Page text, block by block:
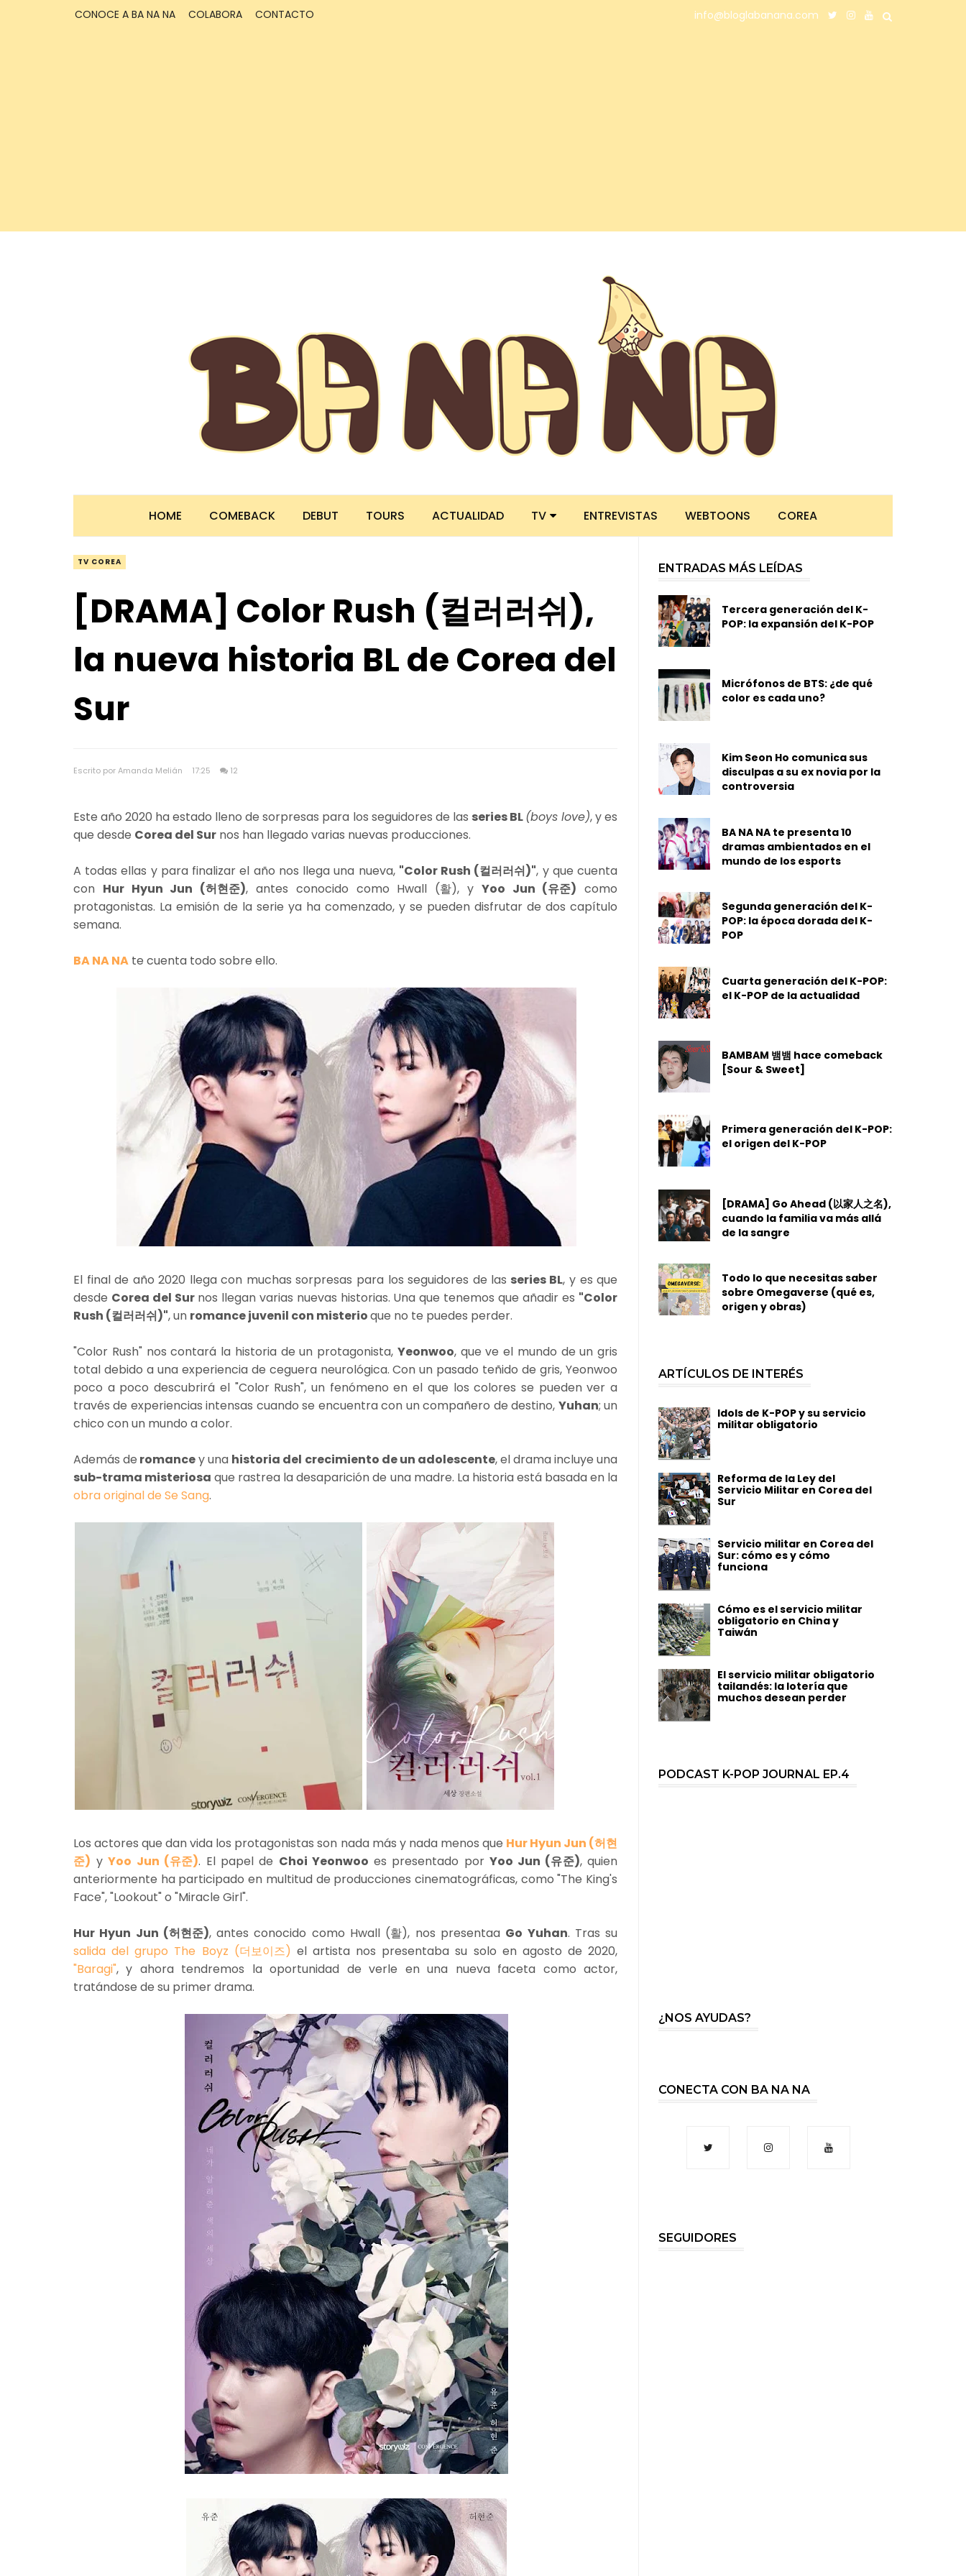
CONOCE A BA NA NA COLABORA CONTACTO info@bloglabanana.com
HOME COMEBACK DEBUT TOURS ACTUALIDAD TV ENTREVISTAS WEBTOONS COREA
TV COREA
[DRAMA] Color Rush (컬러러쉬),
la nueva historia BL de Corea del
Sur
Escrito por Amanda Melián 17:25 12
Este año 2020 ha estado lleno de sorpresas para los seguidores de las series BL(boys love), y es
que desde Corea del Sur nos han llegado varias nuevas producciones.
A todas ellas y para finalizar el año nos llega una nueva, "Color Rush (컬러러쉬)", y que cuenta
con Hur Hyun Jun (허현준), antes conocido como Hwall (활), y Yoo Jun (유준) como
protagonistas. La emisión de la serie ya ha comenzado, y se pueden disfrutar de dos capítulo
semana.
BA NA NA te cuenta todo sobre ello.
El final de año 2020 llega con muchas sorpresas para los seguidores de las series BL, y es que
desde Corea del Sur nos llegan varias nuevas historias. Una que tenemos que añadir es "Color
Rush (컬러러쉬)", un romance juvenil con misterioque no te puedes perder.
"Color Rush" nos contará la historia de un protagonista, Yeonwoo, que ve el mundo de un gris
total debido a una experiencia de ceguera neurológica. Con un pasado teñido de gris, Yeonwoo
poco a poco descubrirá el "Color Rush", un fenómeno en el que los colores se pueden ver a
través de experiencias intensas cuando se encuentra con un compañero de destino, Yuhan; un
chico con un mundo a color.
Además de romancey una historia del crecimiento de un adolescente, el drama incluye una
sub-trama misteriosa que rastrea la desaparición de una madre. La historia está basada en la
obra original de Se Sang.
Los actores que dan vida los protagonistas son nada más y nada menos que Hur Hyun Jun (허현
준) y Yoo Jun (유준). El papel de Choi Yeonwoo es presentado por Yoo Jun (유준), quien
anteriormente ha participado en multitud de producciones cinematográficas, como "The King's
Face", "Lookout" o "Miracle Girl".
Hur Hyun Jun (허현준), antes conocido como Hwall (활), nos presentaa Go Yuhan. Tras su
salida del grupo The Boyz (더보이즈) el artista nos presentaba su solo en agosto de 2020,
"Baragi", y ahora tendremos la oportunidad de verle en una nueva faceta como actor,
tratándose de su primer drama.
ENTRADAS MÁS LEÍDAS
Tercera generación del K-
POP: la expansión del K-POP
Micrófonos de BTS: ¿de qué
color es cada uno?
Kim Seon Ho comunica sus
disculpas a su ex novia por la
controversia
BA NA NA te presenta 10
dramas ambientados en el
mundo de los esports
Segunda generación del K-
POP: la época dorada del K-
POP
Cuarta generación del K-POP:
el K-POP de la actualidad
BAMBAM 뱀뱀 hace comeback
[Sour & Sweet]
Primera generación del K-POP:
el origen del K-POP
[DRAMA] Go Ahead (以家人之名),
cuando la familia va más allá
de la sangre
Todo lo que necesitas saber
sobre Omegaverse (qué es,
origen y obras)
ARTÍCULOS DE INTERÉS
Idols de K-POP y su servicio
militar obligatorio
Reforma de la Ley del
Servicio Militar en Corea del
Sur
Servicio militar en Corea del
Sur: cómo es y cómo
funciona
Cómo es el servicio militar
obligatorio en China y
Taiwán
El servicio militar obligatorio
tailandés: la lotería que
muchos desean perder
PODCAST K-POP JOURNAL EP.4
¿NOS AYUDAS?
CONECTA CON BA NA NA
SEGUIDORES